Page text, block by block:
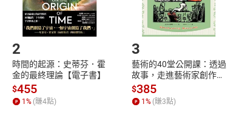
載具 Step2.登入
2
時間的起源：史蒂芬．霍
金的最終理論【電子書】
$455
1 % (賺4點)
3
藝術的40堂公開課：透過
故事，走進藝術家創作現
場，看藝術如何誕生、如
何形塑人類生活【電子
書】
$385
1 % (賺3點)